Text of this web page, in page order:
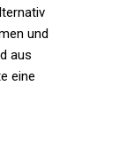
und
aus
eine